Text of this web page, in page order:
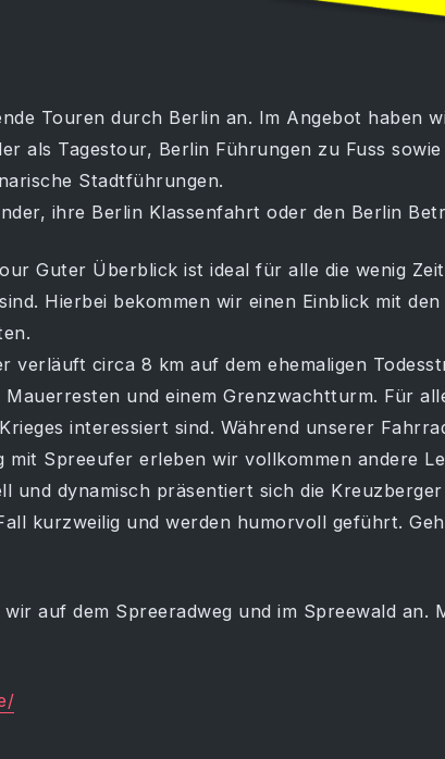
Touren durch Berlin an. Im Angebot haben
als Tagestour, Berlin Führungen zu Fuss sowie
Stadtführungen.
ihre Berlin Klassenfahrt oder den Berlin
Guter Überblick ist ideal für alle die wenig
Hierbei bekommen wir einen Einblick mit den
verläuft circa 8 km auf dem ehemaligen
und einem Grenzwachtturm. Für
interessiert sind. Während unserer
mit Spreeufer erleben wir vollkommen andere
und dynamisch präsentiert sich die Kreuzberger
kurzweilig und werden humorvoll geführt.
auf dem Spreeradweg und im Spreewald an.